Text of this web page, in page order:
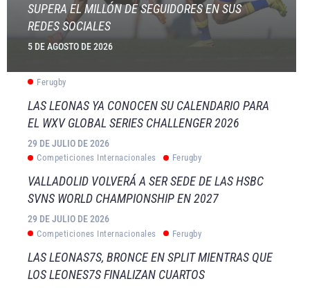
SUPERA EL MILLÓN DE SEGUIDORES EN SUS
REDES SOCIALES
5 DE AGOSTO DE 2026
Ferugby
LAS LEONAS YA CONOCEN SU CALENDARIO PARA
EL WXV GLOBAL SERIES CHALLENGER 2026
29 DE JULIO DE 2026
Competiciones Internacionales Ferugby
VALLADOLID VOLVERÁ A SER SEDE DE LAS HSBC
SVNS WORLD CHAMPIONSHIP EN 2027
29 DE JULIO DE 2026
Competiciones Internacionales Ferugby
LAS LEONAS7S, BRONCE EN SPLIT MIENTRAS QUE
LOS LEONES7S FINALIZAN CUARTOS